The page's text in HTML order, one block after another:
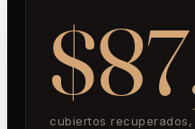
cubiertos